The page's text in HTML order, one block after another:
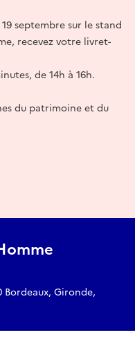
septembre sur le stand
recevez votre livret-
de 14h à 16h.
du patrimoine et du
Bordeaux, Gironde,